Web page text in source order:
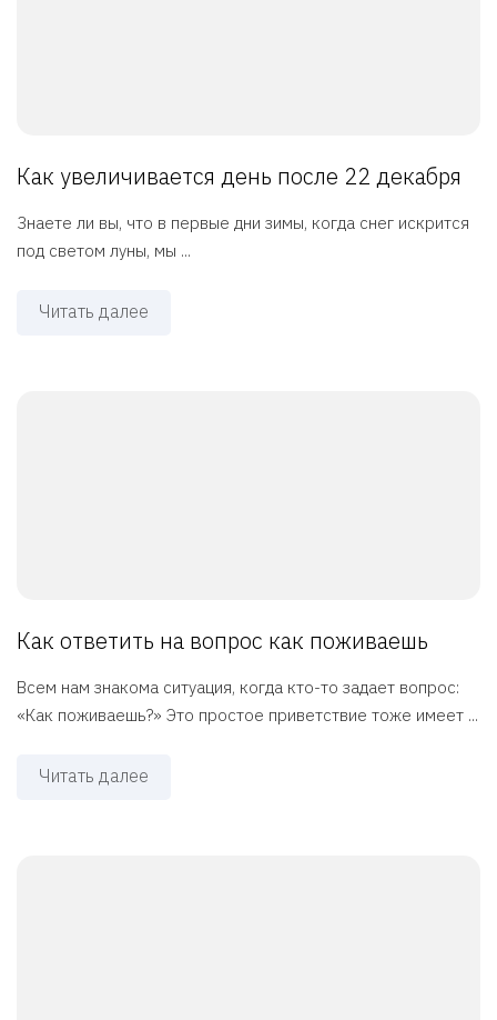
Как увеличивается день после 22 декабря
Знаете ли вы, что в первые дни зимы, когда снег искрится
под светом луны, мы ...
Читать далее
Как ответить на вопрос как поживаешь
Всем нам знакома ситуация, когда кто-то задает вопрос:
«Как поживаешь?» Это простое приветствие тоже имеет ...
Читать далее